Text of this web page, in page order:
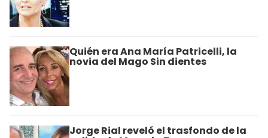
Quién era Ana María Patricelli, la
novia del Mago Sin dientes
Jorge Rial reveló el trasfondo de la